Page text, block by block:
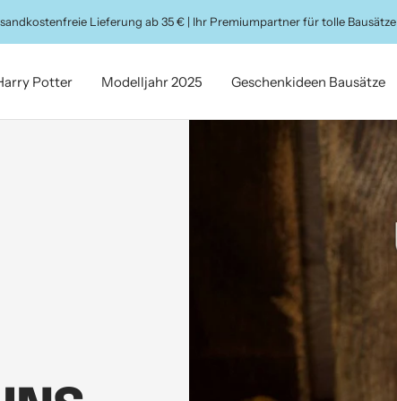
Lieferung ab 35 € | Ihr Premiumpartner für tolle Bausätze
Potter Modelljahr 2025 Geschenkideen Bausätze